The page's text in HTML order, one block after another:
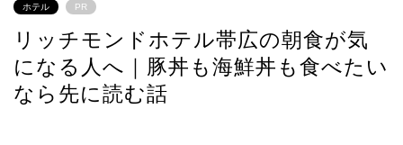
ホテル PR
リッチモンドホテル帯広の朝食が気
になる人へ｜豚丼も海鮮丼も食べたい
なら先に読む話